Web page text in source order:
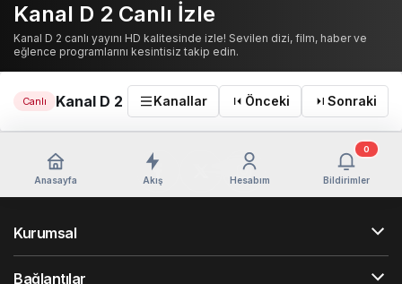
Kanal D 2 Canlı İzle
Kanal D 2 canlı yayını HD kalitesinde izle! Sevilen dizi, film, haber ve
eğlence programlarını kesintisiz takip edin.
Canlı Kanal D 2 Kanallar Önceki Sonraki
Anasayfa Akış Hesabım Bildirimler
0
Kurumsal
Bağlantılar